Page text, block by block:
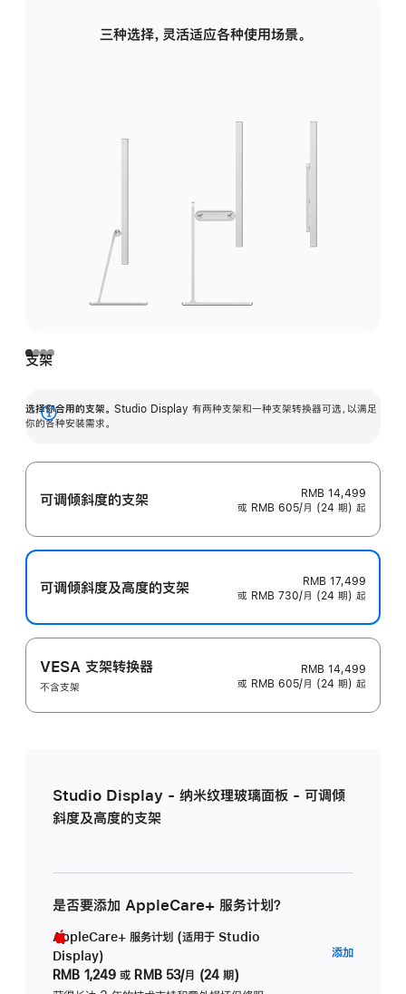
三种选择，灵活适应各种使用场景。
支架
选择你合用的支架。 Studio Display 有两种支架和一种支架转换器可选，以满足
你的各种安装需求。
展
可调倾斜度的支架
RMB 14,499
或 RMB 605/月 (24 期) 起
可调倾斜度及高‍度的支‍架
RMB 17,499
或 RMB 730/月 (24 期) 起
VESA 支架转换器
不含支架
RMB 14,499
或 RMB 605/月 (24 期) 起
Studio Display - 纳米纹理玻璃面板 - 可调倾
斜度及高度的支架
是否要添加 AppleCare+ 服务计划？
AppleCare+ 服务计划 (适用于 Studio
Display)
RMB 1,249 或 RMB 53/月 (24 期)
添加